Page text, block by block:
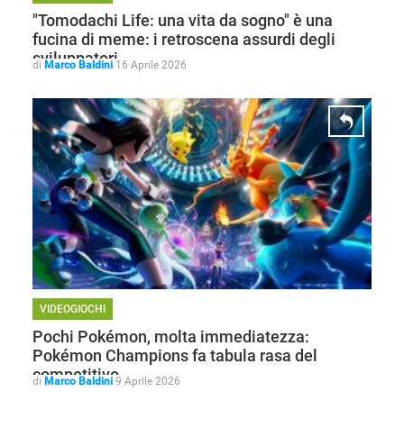
"Tomodachi Life: una vita da sogno" è una
fucina di meme: i retroscena assurdi degli
sviluppatori
di Marco Baldini 16 Aprile 2026
VIDEOGIOCHI
Pochi Pokémon, molta immediatezza:
Pokémon Champions fa tabula rasa del
competitivo
di Marco Baldini 9 Aprile 2026